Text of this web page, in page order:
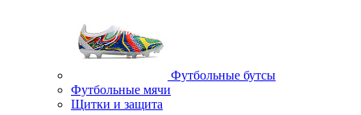
Футбольные бутсы
Футбольные мячи
Щитки и защита